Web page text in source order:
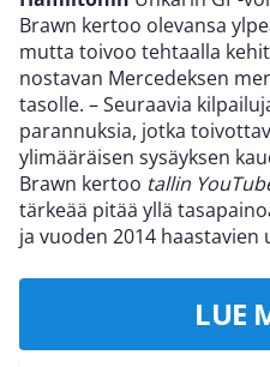
Brawn kertoo olevansa
mutta toivoo tehtaalla
nostavan Mercedeksen
tasolle. – Seuraavia
parannuksia, jotka
ylimääräisen sysäyksen
Brawn kertoo tallin
tärkeää pitää yllä
ja vuoden 2014 haastavien
LUE